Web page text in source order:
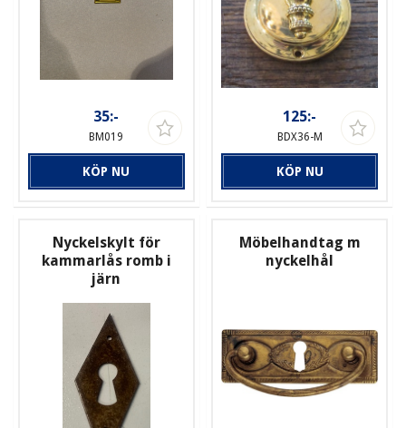
35:-
BM019
KÖP NU
125:-
BDX36-M
KÖP NU
Nyckelskylt för
kammarlås romb i
järn
Möbelhandtag m
nyckelhål